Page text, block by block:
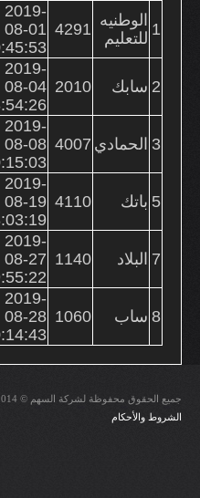
1 الوطنيه
للتعليم
4291
2019-
08-01
2 سابك 2010
2019-
08-04
3 الحمادي 4007
2019-
08-08
5 باتك 4110
2019-
08-19
7 البلاد 1140
2019-
08-27
8 ساب 1060
2019-
08-28
جميع الحقوق محفوظة لشركة السهم © 2014 |
الشروط والأحكام